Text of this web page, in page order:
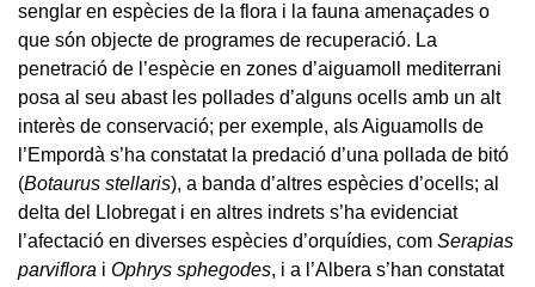
senglar en espècies de la flora i la fauna amenaçades o
que són objecte de programes de recuperació. La
penetració de l’espècie en zones d’aiguamoll mediterrani
posa al seu abast les pollades d’alguns ocells amb un alt
interès de conservació; per exemple, als Aiguamolls de
l’Empordà s’ha constatat la predació d’una pollada de bitó
(Botaurus stellaris), a banda d’altres espècies d’ocells; al
delta del Llobregat i en altres indrets s’ha evidenciat
l’afectació en diverses espècies d’orquídies, com Serapias
parviflora i Ophrys sphegodes, i a l’Albera s’han constatat